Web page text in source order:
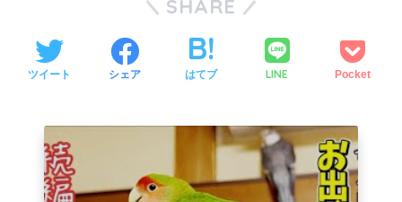
SHARE
ツイート シェア はてブ LINE Pocket